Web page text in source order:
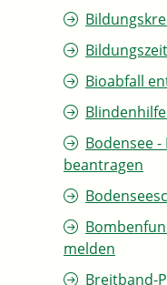
Bioabfall
Bodensee
beantragen
melden
Breitband-